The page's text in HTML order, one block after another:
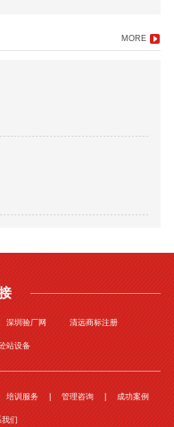
MORE
深圳验厂网 清远商标注册
站设备
培训服务 管理咨询 成功案例
我们